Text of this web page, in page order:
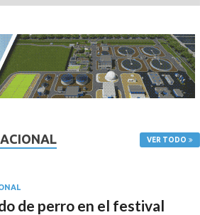
VER TODO
de perro en el festival